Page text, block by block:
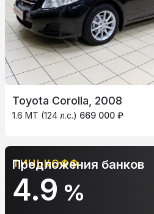
Toyota Corolla, 2008
1.6 MT (124 л.с.) 669 000 ₽
АЛЬФА-БАНК
10.9%
Предложения банков